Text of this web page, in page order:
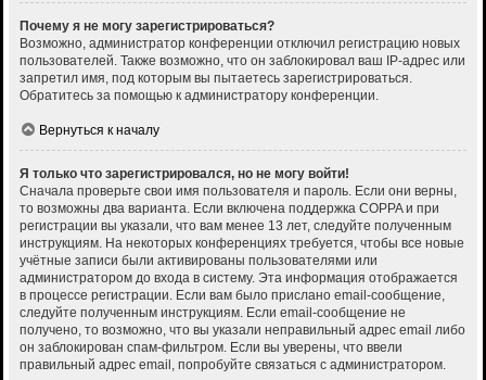
Почему я не могу зарегистрироваться?
Возможно, администратор конференции отключил регистрацию новых
пользователей. Также возможно, что он заблокировал ваш IP-адрес или
запретил имя, под которым вы пытаетесь зарегистрироваться.
Обратитесь за помощью к администратору конференции.
Вернуться к началу
Я только что зарегистрировался, но не могу войти!
Сначала проверьте свои имя пользователя и пароль. Если они верны,
то возможны два варианта. Если включена поддержка COPPA и при
регистрации вы указали, что вам менее 13 лет, следуйте полученным
инструкциям. На некоторых конференциях требуется, чтобы все новые
учётные записи были активированы пользователями или
администратором до входа в систему. Эта информация отображается
в процессе регистрации. Если вам было прислано email-сообщение,
следуйте полученным инструкциям. Если email-сообщение не
получено, то возможно, что вы указали неправильный адрес email либо
он заблокирован спам-фильтром. Если вы уверены, что ввели
правильный адрес email, попробуйте связаться с администратором.